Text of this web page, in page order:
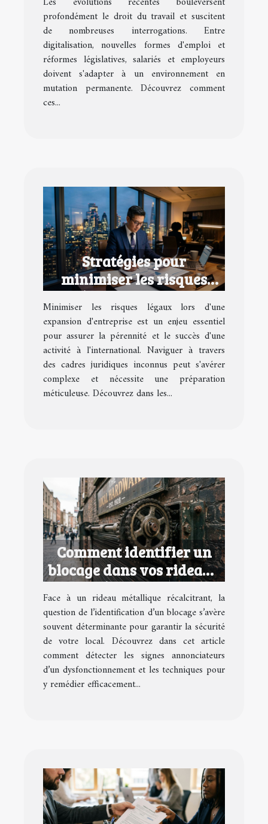
travail ?
profondément le droit du travail et suscitent
de nombreuses interrogations. Entre
digitalisation, nouvelles formes d'emploi et
réformes législatives, salariés et employeurs
doivent s'adapter à un environnement en
mutation permanente. Découvrez comment
ces...
Stratégies pour
minimiser les risques
légaux lors d'une
expansion d'entreprise
Minimiser les risques légaux lors d'une
expansion d'entreprise est un enjeu essentiel
pour assurer la pérennité et le succès d'une
activité à l'international. Naviguer à travers
des cadres juridiques inconnus peut s'avérer
complexe et nécessite une préparation
méticuleuse. Découvrez dans les...
Comment identifier un
blocage dans vos rideaux
métalliques ?
Face à un rideau métallique récalcitrant, la
question de l’identification d’un blocage s’avère
souvent déterminante pour garantir la sécurité
de votre local. Découvrez dans cet article
comment détecter les signes annonciateurs
d’un dysfonctionnement et les techniques pour
y remédier efficacement...